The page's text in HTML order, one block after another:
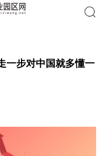
一步对中国就多懂一